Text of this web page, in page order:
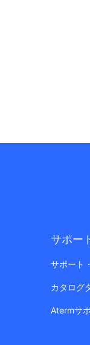
サポー
サポート
カタログ
Atermサ